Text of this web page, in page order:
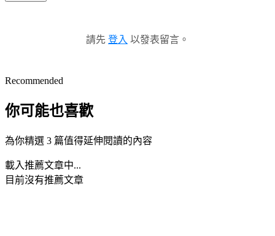
請先 登入 以發表留言。
Recommended
你可能也喜歡
為你精選 3 篇值得延伸閱讀的內容
載入推薦文章中...
目前沒有推薦文章